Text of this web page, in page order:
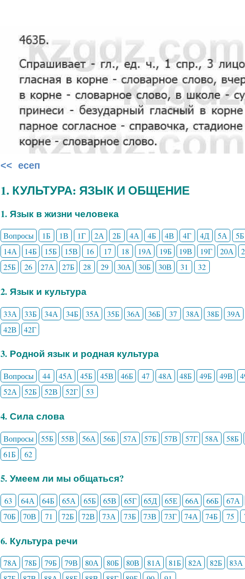
<< есеп
1. КУЛЬТУРА: ЯЗЫК И ОБЩЕНИЕ
1. Язык в жизни человека
Вопросы 1Б 1В 1Г 2А 2Б 4А 4Б 4В 4Г 4Д 5А 5Б
14А
14Б 15Б 15В 16 17 18 19А 19Б 19В 19Г 20А
25Б
26 27А 27Б 28 29 30А 30Б 30В 31 32
2. Язык и культура
33А 33Б 34А 34Б 35А 35Б 36А 36Б 37 38А 38Б 39А
42В
42Г
3. Родной язык и родная культура
Вопросы 44 45А 45Б 45В 46Б 47 48А 48Б 49Б 49В
52А
52Б 52В 52Г 53
4. Сила слова
Вопросы 55Б 55В 56А 56Б 57А 57Б 57В 57Г 58А 58Б
61Б
62
5. Умеем ли мы общаться?
63 64А 64Б 65А 65Б 65В 65Г 65Д 65Е 66А 66Б 67А
70Б
70В 71 72Б 72В 73А 73Б 73В 73Г 74А 74Б 75
6. Культура речи
78А 78Б 79Б 79В 80А 80Б 80В 81А 81Б 82А 82Б 83А